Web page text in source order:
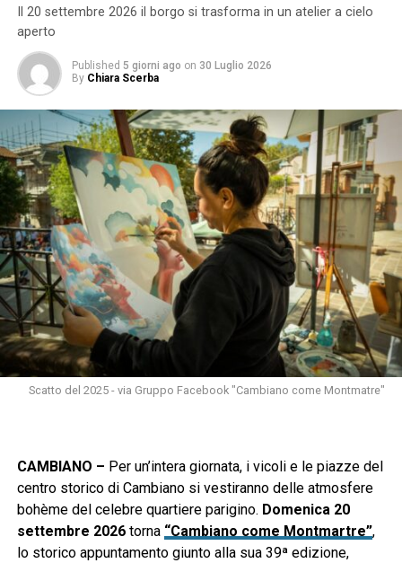
Il 20 settembre 2026 il borgo si trasforma in un atelier a cielo
aperto
Published 5 giorni ago on 30 Luglio 2026
By Chiara Scerba
Scatto del 2025 - via Gruppo Facebook "Cambiano come Montmatre"
CAMBIANO – Per un’intera giornata, i vicoli e le piazze del
centro storico di Cambiano si vestiranno delle atmosfere
bohème del celebre quartiere parigino. Domenica 20
settembre 2026torna “Cambiano come Montmartre”,
lo storico appuntamento giunto alla sua 39ª edizione,